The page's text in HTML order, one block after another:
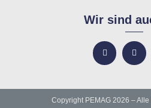
Wir sind
Copyright PEMAG 2026 – Alle